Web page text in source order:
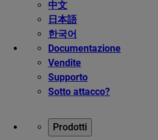
中文
日本語
한국어
Documentazione
Vendite
Supporto
Sotto attacco?
Prodotti